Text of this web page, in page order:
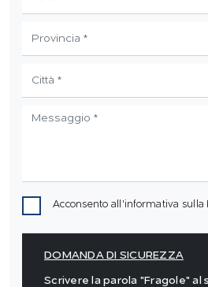
Acconsento all'informativa sulla
DOMANDA DI SICUREZZA
Scrivere la parola "Fragole" al